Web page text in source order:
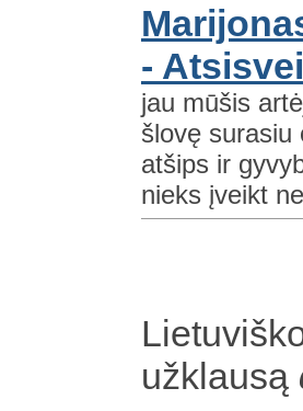
-
jau mūšis
šlovę surasiu
atšips ir
nieks įveikt
užklausą